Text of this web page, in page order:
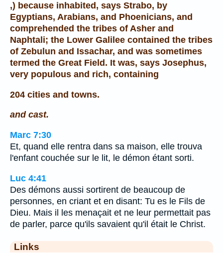
,) because inhabited, says Strabo, by
Egyptians, Arabians, and Phoenicians, and
comprehended the tribes of Asher and
Naphtali; the Lower Galilee contained the tribes
of Zebulun and Issachar, and was sometimes
termed the Great Field. It was, says Josephus,
very populous and rich, containing
204 cities and towns.
and cast.
Marc 7:30
Et, quand elle rentra dans sa maison, elle trouva
l'enfant couchée sur le lit, le démon étant sorti.
Luc 4:41
Des démons aussi sortirent de beaucoup de
personnes, en criant et en disant: Tu es le Fils de
Dieu. Mais il les menaçait et ne leur permettait pas
de parler, parce qu'ils savaient qu'il était le Christ.
Links